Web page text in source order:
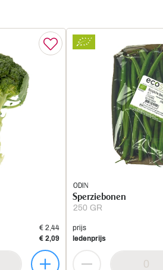
€ 2,44
€ 2,09
ODIN
250 GR
Sperziebonen
prijs
ledenprijs